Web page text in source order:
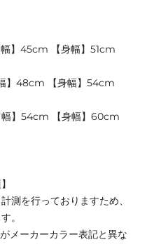
】45cm 【身幅】51cm
】48cm 【身幅】54cm
幅】54cm 【身幅】60cm
測を行っておりますため、
。
メーカーカラー表記と異な